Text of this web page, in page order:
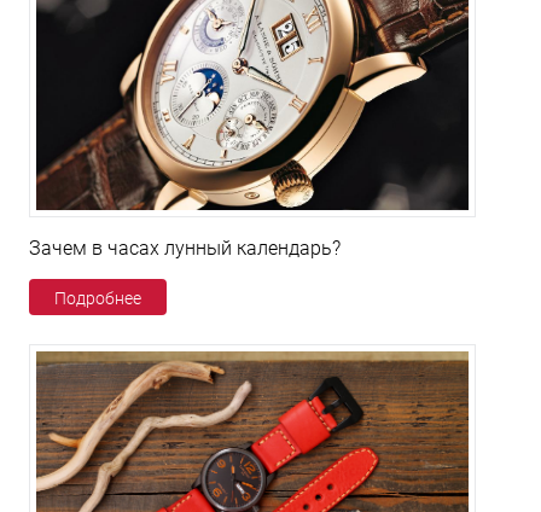
Зачем в часах лунный календарь?
Подробнее